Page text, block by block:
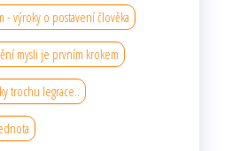
- výroky o postavení člověka
mysli je prvním krokem
trochu legrace..